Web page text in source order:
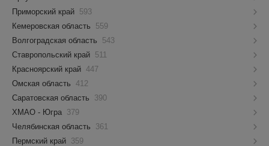
Приморский край 593
Кемеровская область
559
Волгоградская область
543
Ставропольский край 511
Красноярский край 447
Омская область 412
Саратовская область
390
ХМАО - Югра 379
Челябинская область
361
Пермский край 359